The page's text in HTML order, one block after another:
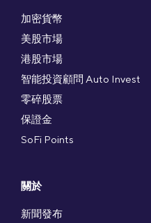
加密貨幣
美股市場
港股市場
智能投資顧問 Auto Invest
零碎股票
保證金
SoFi Points
關於
新聞發布